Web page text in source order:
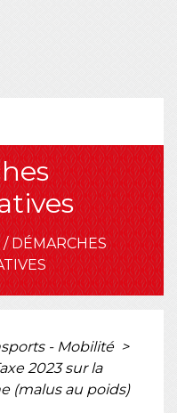
/DÉMARCHES
- Mobilité >
2023 sur la
(malus au poids)